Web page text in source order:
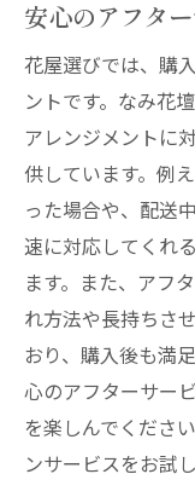
安心のアフタ
花屋選びでは、購
ントです。なみ花
アレンジメントに
供しています。例
った場合や、配送
速に対応してくれ
ます。また、アフ
れ方法や長持ちさ
おり、購入後も満
心のアフターサー
を楽しんでくださ
ンサービスをお試